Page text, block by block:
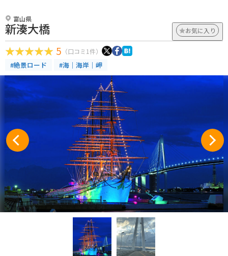
富山県
新湊大橋 お気に入り
5 （口コミ1件）
#絶景ロード #海｜海岸｜岬